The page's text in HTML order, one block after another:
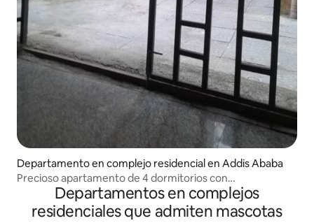
Departamento en complejo residencial en Addis Ababa
Precioso apartamento de 4 dormitorios con
aparcamientoDepartamentos en complejos
residenciales que admiten mascotas